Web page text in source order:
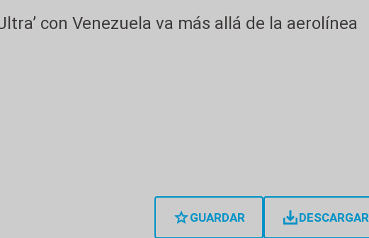
con Venezuela va más allá de la aerolínea
GUARDAR DESCARGAR